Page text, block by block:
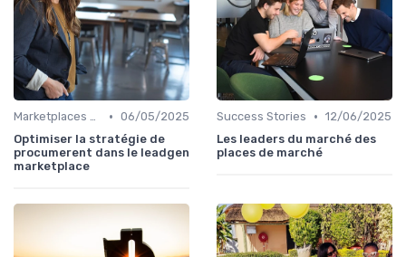
Marketplaces de leadgen • 06/05/2025
Optimiser la stratégie de
procumerent dans le leadgen
marketplace
Success Stories • 12/06/2025
Les leaders du marché des
places de marché